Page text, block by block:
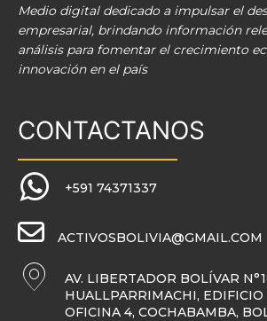
Medio digital dedicado a impulsar el
empresarial, brindando información
análisis para fomentar el crecimiento
innovación en el país
CONTACTANOS
+591 74371337
ACTIVOSBOLIVIA@GMAIL.COM
AV. LIBERTADOR BOLÍVAR
HUALLPARRIMACHI, EDIFICIO
OFICINA 4, COCHABAMBA,